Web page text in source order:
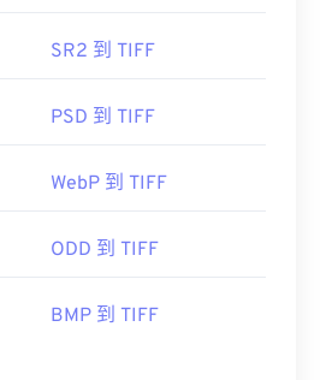
SR2 到 TIFF
PSD 到 TIFF
WebP 到 TIFF
ODD 到 TIFF
BMP 到 TIFF